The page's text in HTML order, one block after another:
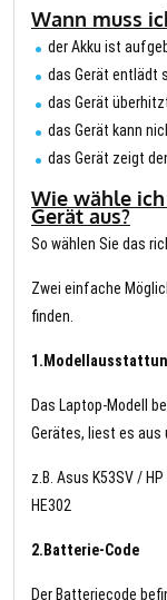
Wann muss
der Akku ist
das Gerät entlädt
das Gerät
das Gerät kann
das Gerät zeigt
Wie wähle
Gerät aus?
So wählen Sie das
Zwei einfache
finden.
Das Laptop-Modell
Gerätes, liest es aus
z.B. Asus K53SV /
HE302
2.Batterie-Code
Der Batteriecode